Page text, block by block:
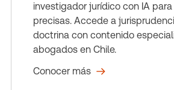
investigador jurídico con IA
precisas. Accede a
doctrina con contenido
abogados en Chile.
Conocer más